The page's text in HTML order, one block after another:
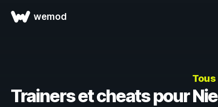
wemod
Trainers et cheats pour